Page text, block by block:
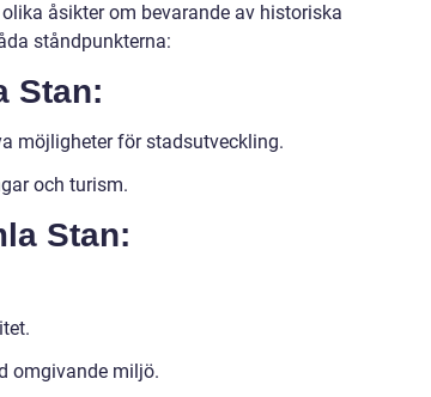
åsikter om bevarande av historiska
ståndpunkterna:
Stan:
möjligheter för stadsutveckling.
och turism.
Stan:
omgivande miljö.